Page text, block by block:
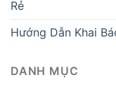
Rẻ
Hướng Dẫn Khai
DANH MỤC